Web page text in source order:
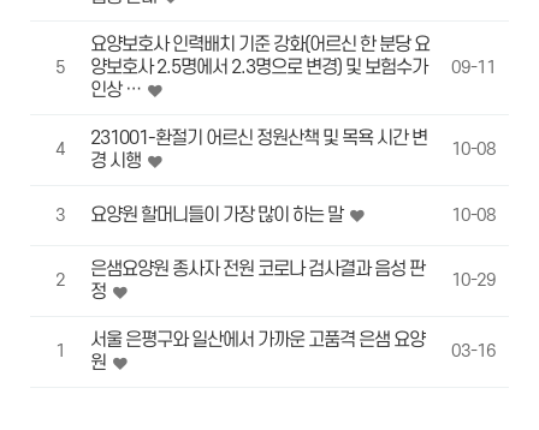
5
요양보호사 인력배치 기준 강화(어르신 한 분당 요
양보호사 2.5명에서 2.3명으로 변경) 및 보험수가
인상 …
09-11
4
231001-환절기 어르신 정원산책 및 목욕 시간 변
경 시행
10-08
3 요양원 할머니들이 가장 많이 하는 말 10-08
2
은샘요양원 종사자 전원 코로나 검사결과 음성 판
정
10-29
1
서울 은평구와 일산에서 가까운 고품격 은샘 요양
원
03-16